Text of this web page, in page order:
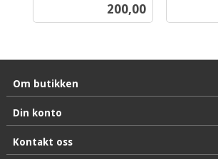
Pris
200,00
Om butikken
Din konto
Kontakt oss